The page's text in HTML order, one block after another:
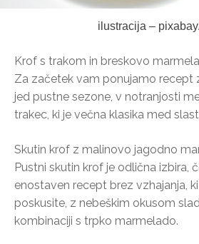
ilustracija –
Krof s trakom in breskovo
Za začetek vam ponujamo recept
jed pustne sezone, v notranjosti
trakec, ki je večna klasika med
Skutin krof z malinovo jagodno
Pustni skutin krof je odlična izbira,
enostaven recept brez vzhajanja,
poskusite, z nebeškim okusom
kombinaciji s trpko marmelado.